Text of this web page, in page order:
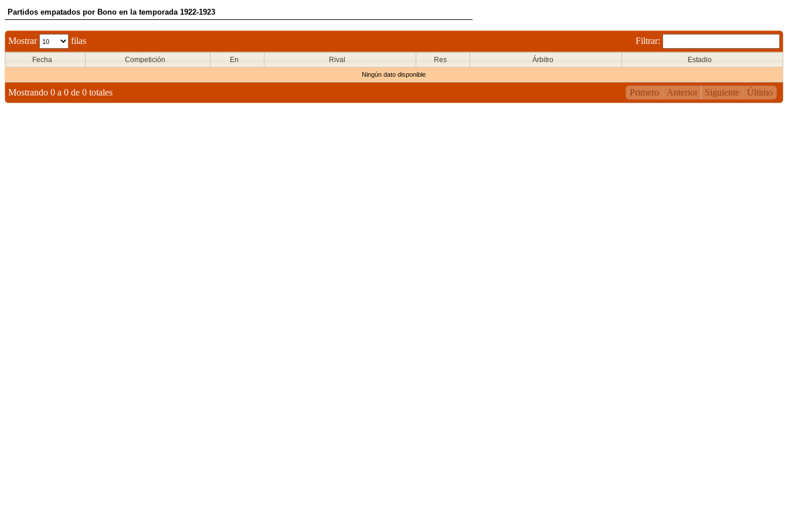
Partidos empatados por Bono en la temporada 1922-1923
Mostrar filas Filtrar:
Fecha Competición En Rival Res Árbitro Estadio
Ningún dato disponible
Mostrando 0 a 0 de 0 totales Primero Anterior Siguiente Último